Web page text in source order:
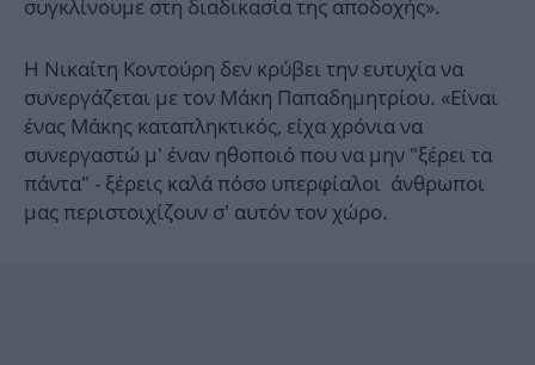
συγκλίνουμε στη διαδικασία της αποδοχής».
Η Νικαίτη Κοντούρη δεν κρύβει την ευτυχία να
συνεργάζεται με τον Μάκη Παπαδημητρίου. «Είναι
ένας Μάκης καταπληκτικός, είχα χρόνια να
συνεργαστώ μ’ έναν ηθοποιό που να μην "ξέρει τα
πάντα" - ξέρεις καλά πόσο υπερφίαλοι άνθρωποι
μας περιστοιχίζουν σ’ αυτόν τον χώρο.